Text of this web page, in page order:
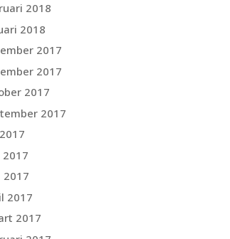
2018
2018
2017
2017
2017
2017
2017
2017
2017
2017